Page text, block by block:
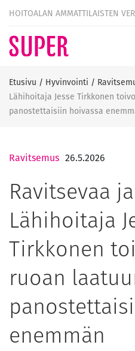
HOITOALAN AMMATTILAISTEN
Etusivu / Hyvinvointi /
Lähihoitaja Jesse Tirkkonen
panostettaisiin hoivassa
Ravitsemus 26.5.2026
Ravitsevaa
Lähihoitaja
Tirkkonen
ruoan
enemmän